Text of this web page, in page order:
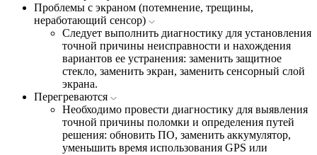
Проблемы с экраном (потемнение, трещины,
неработающий сенсор)
Следует выполнить диагностику для установления
точной причины неисправности и нахождения
вариантов ее устранения: заменить защитное
стекло, заменить экран, заменить сенсорный слой
экрана.
Перегреваются
Необходимо провести диагностику для выявления
точной причины поломки и определения путей
решения: обновить ПО, заменить аккумулятор,
уменьшить время использования GPS или